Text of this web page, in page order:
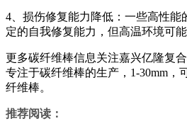
4、损伤修复能力降低：一些高性能
定的自我修复能力，但高温环境可
更多碳纤维棒信息关注嘉兴亿隆复
专注于碳纤维棒的生产，1-30mm，
纤维棒。
推荐阅读：